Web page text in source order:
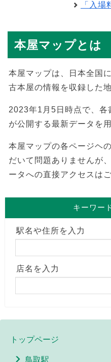
「入
本屋マップとは
本屋マップは、日本全国
古本屋の情報を収録した
2023年1月5日時点で、各
が公開する最新データを
本屋マップの各ページヘ
だいて問題ありませんが
ータへの直接アクセスは
キーワー
駅名や住所を入力
店名を入力
トップページ
鳥取駅